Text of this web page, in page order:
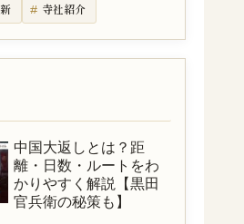
寺社紹介
中国大返しとは？距
離・日数・ルートをわ
かりやすく解説【黒田
官兵衛の秘策も】